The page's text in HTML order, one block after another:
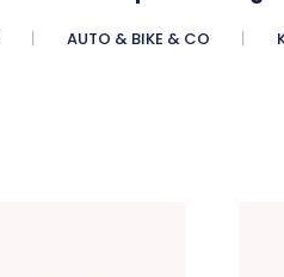
AUTO & BIKE & CO